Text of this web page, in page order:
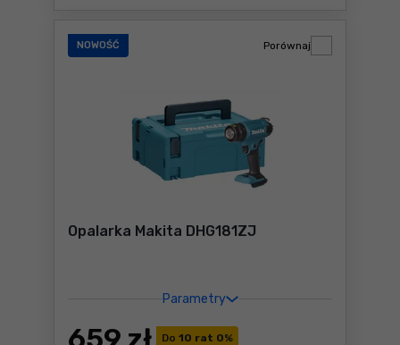
NOWOŚĆ
Opalarka Makita DHG181ZJ
Parametry
Do 10 rat 0%
Porównaj